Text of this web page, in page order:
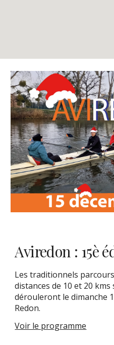
Aviredon : 15è
Les traditionnels
distances de 10 et 20 kms
dérouleront le dimanche
Redon.
Voir le programme